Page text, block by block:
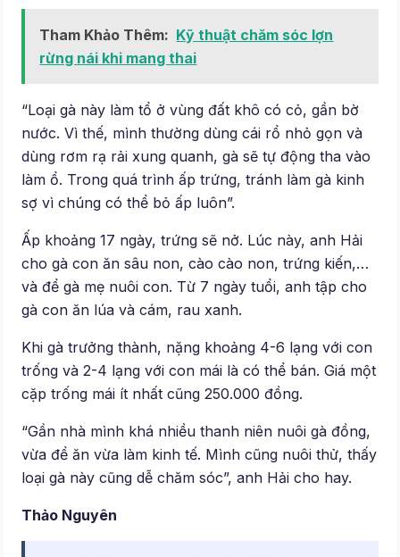
Tham Khảo Thêm: Kỹ thuật chăm sóc lợn
rừng nái khi mang thai
“Loại gà này làm tổ ở vùng đất khô có cỏ, gần bờ
nước. Vì thế, mình thường dùng cái rổ nhỏ gọn và
dùng rơm rạ rải xung quanh, gà sẽ tự động tha vào
làm ổ. Trong quá trình ấp trứng, tránh làm gà kinh
sợ vì chúng có thể bỏ ấp luôn”.
Ấp khoảng 17 ngày, trứng sẽ nở. Lúc này, anh Hải
cho gà con ăn sâu non, cào cào non, trứng kiến,…
và để gà mẹ nuôi con. Từ 7 ngày tuổi, anh tập cho
gà con ăn lúa và cám, rau xanh.
Khi gà trưởng thành, nặng khoảng 4-6 lạng với con
trống và 2-4 lạng với con mái là có thể bán. Giá một
cặp trống mái ít nhất cũng 250.000 đồng.
“Gần nhà mình khá nhiều thanh niên nuôi gà đồng,
vừa để ăn vừa làm kinh tế. Mình cũng nuôi thử, thấy
loại gà này cũng dễ chăm sóc”, anh Hải cho hay.
Thảo Nguyên